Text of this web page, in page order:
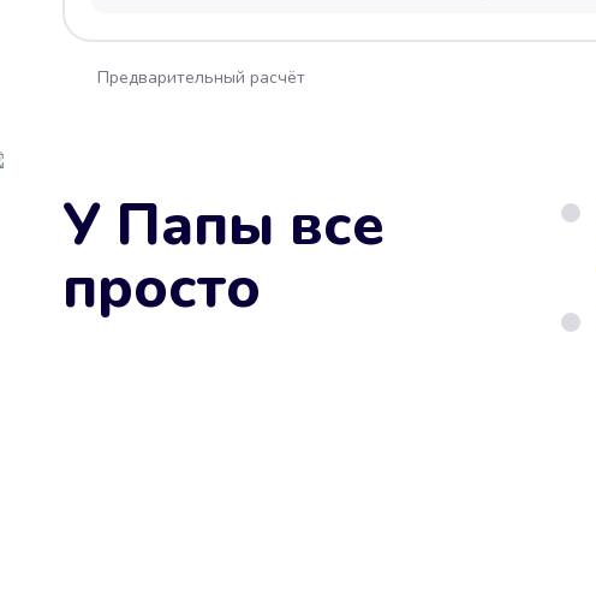
Предварительный расчёт
У Папы все
просто